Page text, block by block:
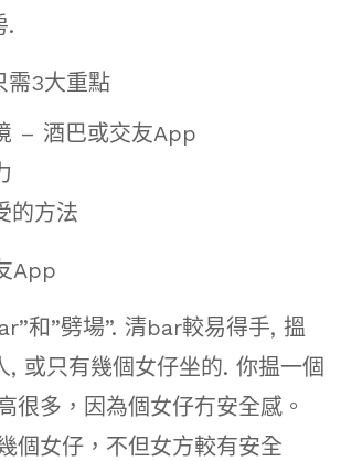
.
需3大重點
– 酒巴或交友App
的方法
App
和”劈場”. 清bar較易得手, 搵
, 或只有幾個女仔坐的. 你揾一個
很多，因為個女仔冇安全感。
個女仔，不但女方較有安全